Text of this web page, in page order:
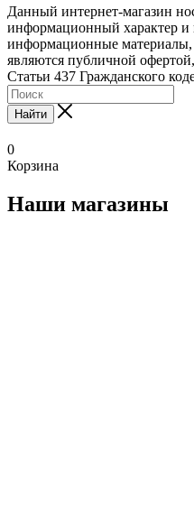
Данный интернет-магазин
информационный характер и
информационные
являются публичной
Статьи 437 Гражданского
Найти
0
Корзина
Наши магазины